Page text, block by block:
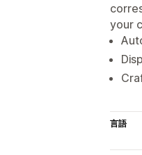
your
言語